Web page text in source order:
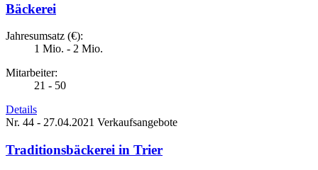
Bäckerei
Jahresumsatz (€):
1 Mio. - 2 Mio.
Mitarbeiter:
21 - 50
Details
Nr. 44 - 27.04.2021 Verkaufsangebote
Traditionsbäckerei in Trier